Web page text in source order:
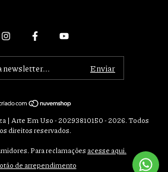
| Arte Em Uso - 20293810150 - 2026. Todos
os direitos reservados.
Para reclamações acesse aqui.
de arrependimento